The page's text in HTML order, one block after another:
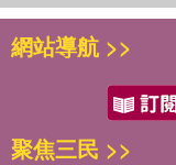
網站導航 >>
聚焦三民 >>